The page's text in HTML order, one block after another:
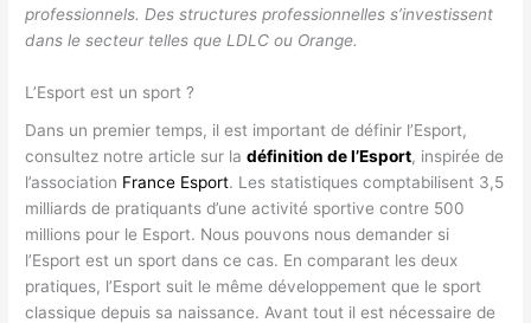
professionnels. Des structures professionnelles s’investissent
dans le secteur telles que LDLC ou Orange.
L’Esport est un sport ?
Dans un premier temps, il est important de définir l’Esport,
consultez notre article sur ladéfinition de l’Esport, inspirée de
l’association France Esport. Les statistiques comptabilisent 3,5
milliards de pratiquants d’une activité sportive contre 500
millions pour le Esport. Nous pouvons nous demander si
l’Esport est un sport dans ce cas. En comparant les deux
pratiques, l’Esport suit le même développement que le sport
classique depuis sa naissance. Avant tout il est nécessaire de